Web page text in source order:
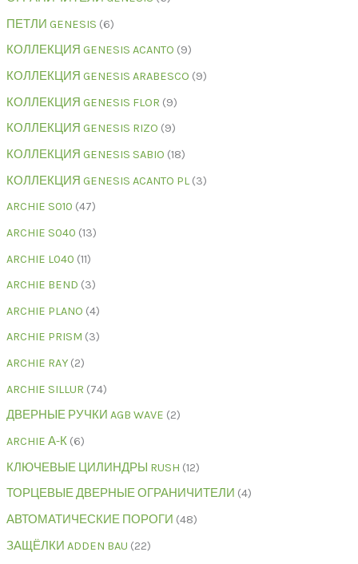
ПЕТЛИ GENESIS 6
КОЛЛЕКЦИЯ GENESIS ACANTO 9
КОЛЛЕКЦИЯ GENESIS ARABESCO 9
КОЛЛЕКЦИЯ GENESIS FLOR 9
КОЛЛЕКЦИЯ GENESIS RIZO 9
КОЛЛЕКЦИЯ GENESIS SABIO 18
КОЛЛЕКЦИЯ GENESIS ACANTO PL 3
ARCHIE S010 47
ARCHIE S040 13
ARCHIE L040 11
ARCHIE BEND 3
ARCHIE PLANO 4
ARCHIE PRISM 3
ARCHIE RAY 2
ARCHIE SILLUR 74
ДВЕРНЫЕ РУЧКИ AGB WAVE 2
ARCHIE А-К 6
КЛЮЧЕВЫЕ ЦИЛИНДРЫ RUSH 12
ТОРЦЕВЫЕ ДВЕРНЫЕ ОГРАНИЧИТЕЛИ 4
АВТОМАТИЧЕСКИЕ ПОРОГИ 48
ЗАЩЁЛКИ ADDEN BAU 22